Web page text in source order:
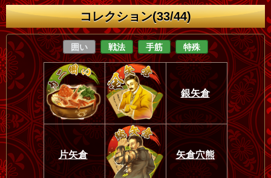
コレクション(33/44)
囲い 戦法 手筋 特殊
銀矢倉
片矢倉 矢倉穴熊